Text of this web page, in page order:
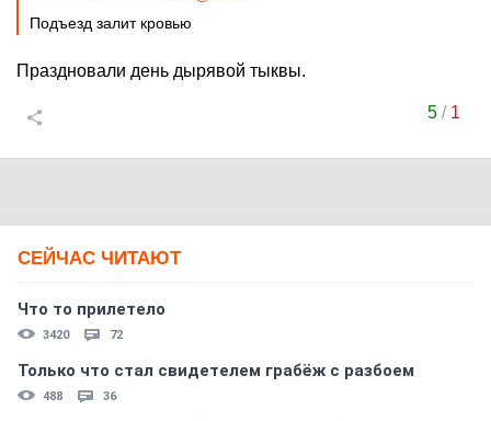
Подъезд залит кровью
Праздновали день дырявой тыквы.
5/ 1
СЕЙЧАС ЧИТАЮТ
Что то прилетело
3420 72
Только что стал свидетелем грабёж с разбоем
488 36